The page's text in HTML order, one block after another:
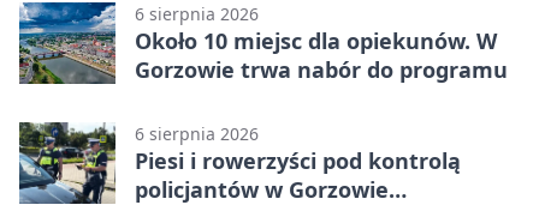
6 sierpnia 2026
Około 10 miejsc dla opiekunów. W
Gorzowie trwa nabór do programu
6 sierpnia 2026
Piesi i rowerzyści pod kontrolą
policjantów w Gorzowie